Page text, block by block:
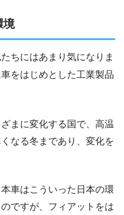
境
ちにはあまり気になりま
をはじめとした工業製品
まに変化する国で、高温
なる冬まであり、変化を
車はこういった日本の環
ですが、フィアットをは